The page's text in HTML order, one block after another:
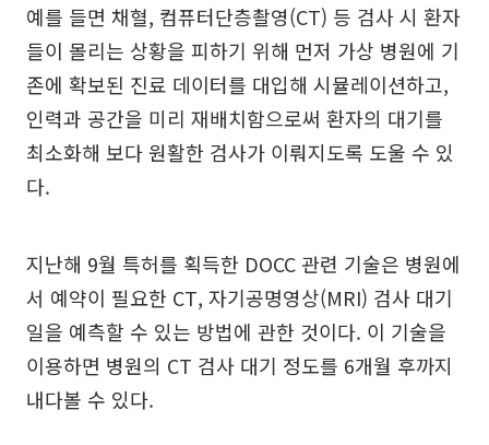
예를 들면 채혈, 컴퓨터단층촬영(CT) 등 검사 시 환자
들이 몰리는 상황을 피하기 위해 먼저 가상 병원에 기
존에 확보된 진료 데이터를 대입해 시뮬레이션하고,
인력과 공간을 미리 재배치함으로써 환자의 대기를
최소화해 보다 원활한 검사가 이뤄지도록 도울 수 있
다.
지난해 9월 특허를 획득한 DOCC 관련 기술은 병원에
서 예약이 필요한 CT, 자기공명영상(MRI) 검사 대기
일을 예측할 수 있는 방법에 관한 것이다. 이 기술을
이용하면 병원의 CT 검사 대기 정도를 6개월 후까지
내다볼 수 있다.